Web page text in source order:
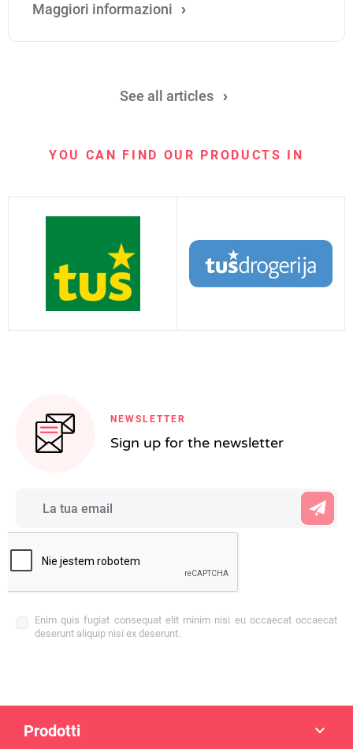
Maggiori informazioni
See all articles
YOU CAN FIND OUR PRODUCTS IN
NEWSLETTER
Sign up for the newsletter
Enim quis fugiat consequat elit minim nisi eu occaecat occaecat
deserunt aliquip nisi ex deserunt.
Prodotti 